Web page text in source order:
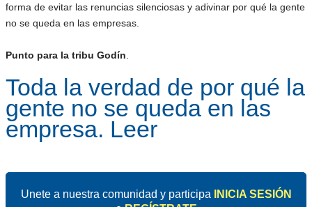
forma de evitar las renuncias silenciosas y adivinar por qué la gente
no se queda en las empresas.
Punto para la tribu Godín
Toda la verdad de por qué la
gente no se queda en las
empresa. Leer
Unete a nuestra comunidad y participa
INICIA SESIÓN